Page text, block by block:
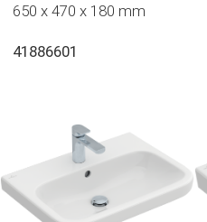
650 x 470 x 180 mm
41886601